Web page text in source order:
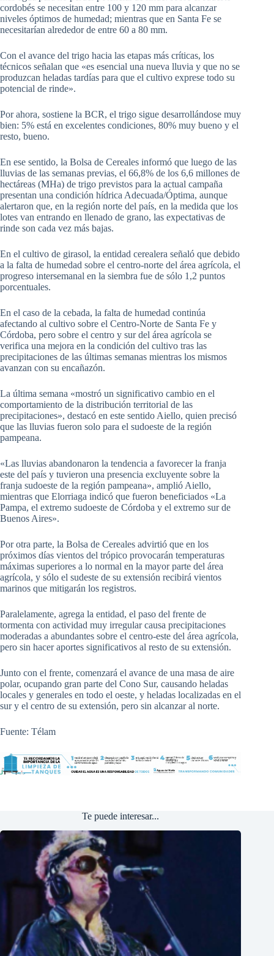
cordobés se necesitan entre 100 y 120 mm para alcanzar
niveles óptimos de humedad; mientras que en Santa Fe se
necesitarían alrededor de entre 60 a 80 mm.
Con el avance del trigo hacia las etapas más críticas, los
técnicos señalan que «es esencial una nueva lluvia y que no se
produzcan heladas tardías para que el cultivo exprese todo su
potencial de rinde».
Por ahora, sostiene la BCR, el trigo sigue desarrollándose muy
bien: 5% está en excelentes condiciones, 80% muy bueno y el
resto, bueno.
En ese sentido, la Bolsa de Cereales informó que luego de las
lluvias de las semanas previas, el 66,8% de los 6,6 millones de
hectáreas (MHa) de trigo previstos para la actual campaña
presentan una condición hídrica Adecuada/Óptima, aunque
alertaron que, en la región norte del país, en la medida que los
lotes van entrando en llenado de grano, las expectativas de
rinde son cada vez más bajas.
En el cultivo de girasol, la entidad cerealera señaló que debido
a la falta de humedad sobre el centro-norte del área agrícola, el
progreso intersemanal en la siembra fue de sólo 1,2 puntos
porcentuales.
En el caso de la cebada, la falta de humedad continúa
afectando al cultivo sobre el Centro-Norte de Santa Fe y
Córdoba, pero sobre el centro y sur del área agrícola se
verifica una mejora en la condición del cultivo tras las
precipitaciones de las últimas semanas mientras los mismos
avanzan con su encañazón.
La última semana «mostró un significativo cambio en el
comportamiento de la distribución territorial de las
precipitaciones», destacó en este sentido Aiello, quien precisó
que las lluvias fueron solo para el sudoeste de la región
pampeana.
«Las lluvias abandonaron la tendencia a favorecer la franja
este del país y tuvieron una presencia excluyente sobre la
franja sudoeste de la región pampeana», amplió Aiello,
mientras que Elorriaga indicó que fueron beneficiados «La
Pampa, el extremo sudoeste de Córdoba y el extremo sur de
Buenos Aires».
Por otra parte, la Bolsa de Cereales advirtió que en los
próximos días vientos del trópico provocarán temperaturas
máximas superiores a lo normal en la mayor parte del área
agrícola, y sólo el sudeste de su extensión recibirá vientos
marinos que mitigarán los registros.
Paralelamente, agrega la entidad, el paso del frente de
tormenta con actividad muy irregular causa precipitaciones
moderadas a abundantes sobre el centro-este del área agrícola,
pero sin hacer aportes significativos al resto de su extensión.
Junto con el frente, comenzará el avance de una masa de aire
polar, ocupando gran parte del Cono Sur, causando heladas
locales y generales en todo el oeste, y heladas localizadas en el
sur y el centro de su extensión, pero sin alcanzar al norte.
Fuente: Télam
Te puede interesar...